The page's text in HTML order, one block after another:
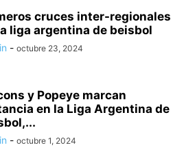
cruces inter-regionales
liga argentina de beisbol
- octubre 23, 2024
y Popeye marcan
en la Liga Argentina de
- octubre 1, 2024